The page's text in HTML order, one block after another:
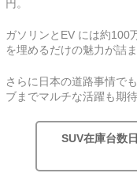
円。
ガソリンとEV には約100
を埋めるだけの魅力が詰
さらに日本の道路事情で
ブまでマルチな活躍も期
SUV在庫台数